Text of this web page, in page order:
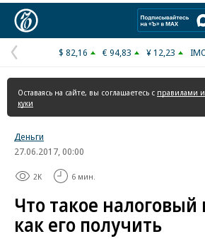
Предыдущая
страница
$ 82,16 € 94,83 ¥ 12,23
Оставаясь на сайте, вы соглашаетесь с правилами
куки
Деньги
27.06.2017, 00:00
2K 6 мин.
Что такое налоговый
как его получить